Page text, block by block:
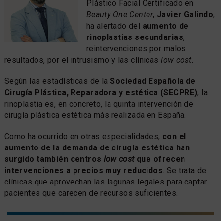
Plástico Facial Certificado en
Beauty One Center, Javier Galindo,
ha alertado del aumento de
rinoplastias secundarias,
reintervenciones por malos
resultados, por el intrusismo y las clínicaslow cost.
Según las estadísticas de laSociedad Española de
Cirugía Plástica, Reparadora y estética (SECPRE), la
rinoplastia es, en concreto, la quinta intervención de
cirugía plástica estética más realizada en España.
Como ha ocurrido en otras especialidades, con el
aumento de la demanda de cirugía estética han
surgido también centroslow costque ofrecen
intervenciones a precios muy reducidos. Se trata de
clínicas que aprovechan las lagunas legales para captar
pacientes que carecen de recursos suficientes.